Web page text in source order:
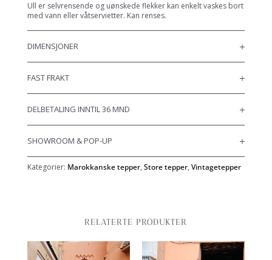
Ull er selvrensende og uønskede flekker kan enkelt vaskes bort
med vann eller våtservietter. Kan renses.
DIMENSJONER
FAST FRAKT
DELBETALING INNTIL 36 MND
SHOWROOM & POP-UP
Kategorier: Marokkanske tepper, Store tepper, Vintagetepper
RELATERTE PRODUKTER